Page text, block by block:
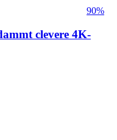
90%
clevere 4K-